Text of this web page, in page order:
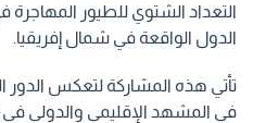
التعداد الشتوي للطيور
الدول الواقعة في شمال إفريقيا.
تأتي هذه المشاركة لتعكس الدور
في المشهد الإقليمي والدولي في